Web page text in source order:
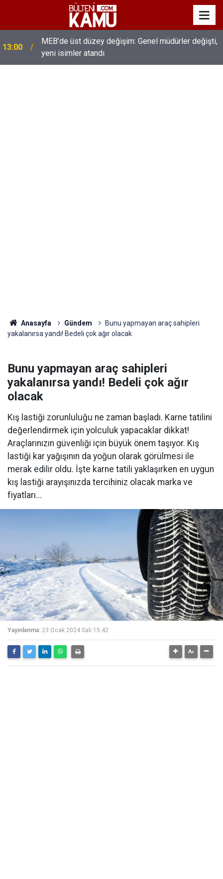
13:00
MEB’de üst düzey değişim: Genel müdürler değişti,
yeni isimler atandı
Anasayfa Gündem
Bunu yapmayan araç sahipleri
yakalanırsa yandı! Bedeli çok ağır olacak
Bunu yapmayan araç sahipleri
yakalanırsa yandı! Bedeli çok ağır
olacak
Kış lastiği zorunluluğu ne zaman başladı. Karne tatilini
değerlendirmek için yolculuk yapacaklar dikkat!
Araçlarınızın güvenliği için büyük önem taşıyor. Kış
lastiği kar yağışının da yoğun olarak görülmesi ile
merak edilir oldu. İşte karne tatili yaklaşırken en uygun
kış lastiği arayışınızda tercihiniz olacak marka ve
fiyatları...
Yayınlanma: 23 Ocak 2024 Salı 15:42